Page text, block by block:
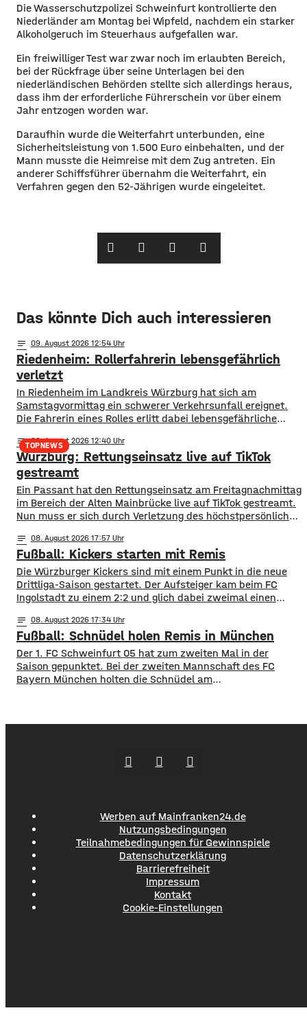
Die Wasserschutzpolizei Schweinfurt kontrollierte den
Niederländer am Montag bei Wipfeld, nachdem ein starker
Alkoholgeruch im Steuerhaus aufgefallen war.
Ein freiwilliger Test war zwar noch im erlaubten Bereich,
bei der Rückfrage über seine Unterlagen bei den
niederländischen Behörden stellte sich allerdings heraus,
dass ihm der erforderliche Führerschein vor über einem
Jahr entzogen worden war.
Daraufhin wurde die Weiterfahrt unterbunden, eine
Sicherheitsleistung von 1.500 Euro einbehalten, und der
Mann musste die Heimreise mit dem Zug antreten. Ein
anderer Schiffsführer übernahm die Weiterfahrt, ein
Verfahren gegen den 52-Jährigen wurde eingeleitet.
Das könnte Dich auch interessieren
notes 09. August 2026 12:54
Riedenheim: Rollerfahrerin lebensgefährlich
verletzt
In Riedenheim im Landkreis Würzburg hat sich am
Samstagvormittag ein schwerer Verkehrsunfall ereignet.
Die Fahrerin eines Rolles erlitt dabei lebensgefährliche
Staatsstraße in Richtung Riedenheim. An der Einmündung
zur Sonderhofer Straße querte ein Traktor die Staatsstraße
und übersah dabei die vorfahrtsberechtigte Rollerfahrerin.
Durch den Zusammenstoß mit dem Traktor
TOPNEWS
notes 09. August 2026 12:40
Würzburg: Rettungseinsatz live auf TikTok
gestreamt
Ein Passant hat den Rettungseinsatz am Freitagnachmittag
im Bereich der Alten Mainbrücke live auf TikTok gestreamt.
Nun muss er sich durch Verletzung des höchstpersönlichen
Hintergrund des Rettungseinsatzes: Gegen 14:10 Uhr
stürzte ein 43-jähriger Mann aufgrund seiner massiven
Alkoholisierung von der Alten Mainbrücke in den Main. Ein
Passant handelte umgehend und
notes 08. August 2026 17:57
Fußball: Kickers starten mit Remis
Die Würzburger Kickers sind mit einem Punkt in die neue
Drittliga-Saison gestartet. Der Aufsteiger kam beim FC
Ingolstadt zu einem 2:2 und glich dabei zweimal einen
Sekulovic für die Gastgeber trafen Tarsis Bonga und Liam
Omore für Würzburg. Trainer Michael Schiele sprach von
einem ordentlichen Auftakt,
notes 08. August 2026 17:34
Fußball: Schnüdel holen Remis in München
Der 1. FC Schweinfurt 05 hat zum zweiten Mal in der
Saison gepunktet. Bei der zweiten Mannschaft des FC
Bayern München holten die Schnüdel am
Werben auf Mainfranken24.de
Nutzungsbedingungen
Teilnahmebedingungen für Gewinnspiele
Datenschutzerklärung
Barrierefreiheit
Impressum
Kontakt
Cookie-Einstellungen